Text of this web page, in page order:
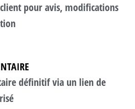
pour avis, modifications
définitif via un lien de